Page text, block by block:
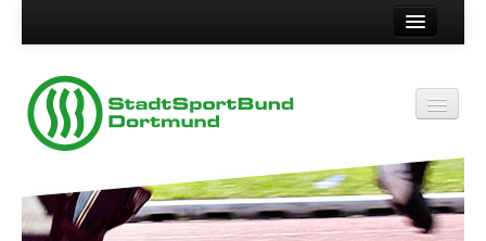
Suche
Vereinsservice
Vereinskennziffer
Kontakt
Impressum
Datenschutz
Wir über uns